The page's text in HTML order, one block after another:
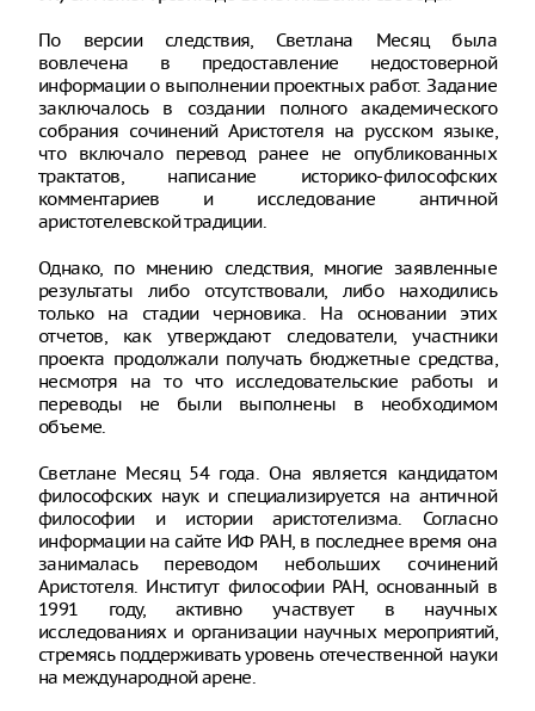
По версии следствия, Светлана Месяц была
вовлечена в предоставление недостоверной
информации о выполнении проектных работ. Задание
заключалось в создании полного академического
собрания сочинений Аристотеля на русском языке,
что включало перевод ранее не опубликованных
трактатов, написание историко-философских
комментариев и исследование античной
аристотелевской традиции.
Однако, по мнению следствия, многие заявленные
результаты либо отсутствовали, либо находились
только на стадии черновика. На основании этих
отчетов, как утверждают следователи, участники
проекта продолжали получать бюджетные средства,
несмотря на то что исследовательские работы и
переводы не были выполнены в необходимом
объеме.
Светлане Месяц 54 года. Она является кандидатом
философских наук и специализируется на античной
философии и истории аристотелизма. Согласно
информации на сайте ИФ РАН, в последнее время она
занималась переводом небольших сочинений
Аристотеля. Институт философии РАН, основанный в
1991 году, активно участвует в научных
исследованиях и организации научных мероприятий,
стремясь поддерживать уровень отечественной науки
на международной арене.